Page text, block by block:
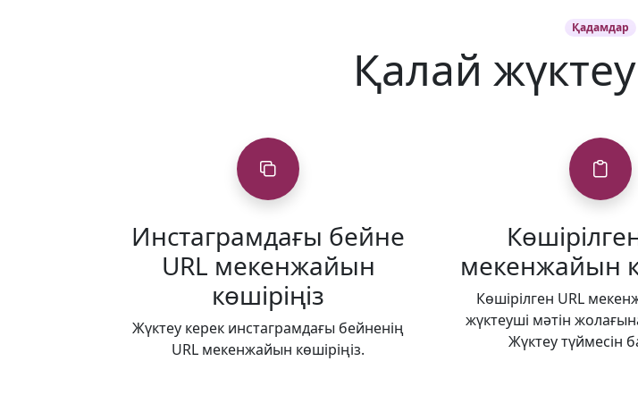
Қадамдар
Қалай
Инстаграмдағы бейне
URL мекенжайын
көшіріңіз
Жүктеу керек инстаграмдағы бейненің
URL мекенжайын көшіріңіз.
мекенжайын
Көшірілген URL
жүктеуші мәтін
Жүктеу түймесін